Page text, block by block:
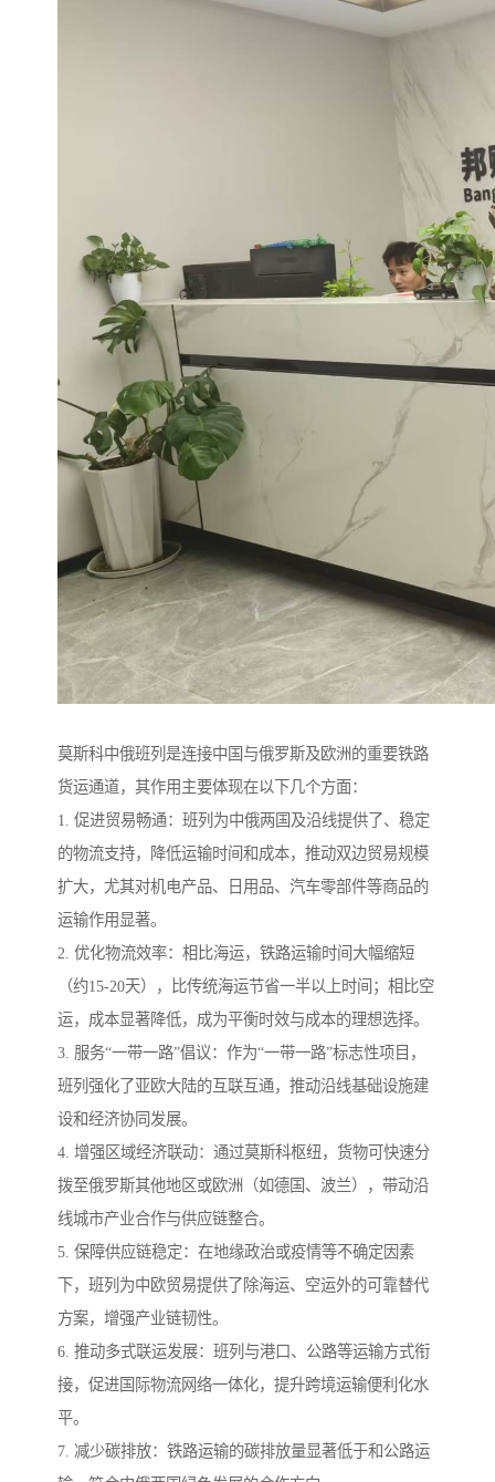
莫斯科中俄班列是连接中国与俄罗斯及欧洲的重要铁路
货运通道，其作用主要体现在以下几个方面：
1. 促进贸易畅通：班列为中俄两国及沿线提供了、稳定
的物流支持，降低运输时间和成本，推动双边贸易规模
扩大，尤其对机电产品、日用品、汽车零部件等商品的
运输作用显著。
2. 优化物流效率：相比海运，铁路运输时间大幅缩短
（约15-20天），比传统海运节省一半以上时间；相比空
运，成本显著降低，成为平衡时效与成本的理想选择。
3. 服务“一带一路”倡议：作为“一带一路”标志性项目，
班列强化了亚欧大陆的互联互通，推动沿线基础设施建
设和经济协同发展。
4. 增强区域经济联动：通过莫斯科枢纽，货物可快速分
拨至俄罗斯其他地区或欧洲（如德国、波兰），带动沿
线城市产业合作与供应链整合。
5. 保障供应链稳定：在地缘政治或疫情等不确定因素
下，班列为中欧贸易提供了除海运、空运外的可靠替代
方案，增强产业链韧性。
6. 推动多式联运发展：班列与港口、公路等运输方式衔
接，促进国际物流网络一体化，提升跨境运输便利化水
平。
7. 减少碳排放：铁路运输的碳排放量显著低于和公路运